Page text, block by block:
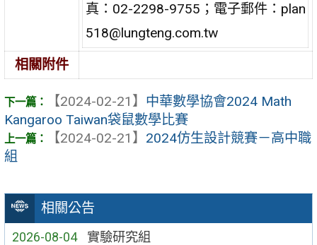
相關公告
2026-08-04 實驗研究組
真：02-2298-9755；電子郵件：plan
518@lungteng.com.tw
相關附件
【2024-02-21】 中華數學協會2024 Math
Kangaroo Taiwan袋鼠數學比賽
【2024-02-21】 2024仿生設計競賽－高中職
組